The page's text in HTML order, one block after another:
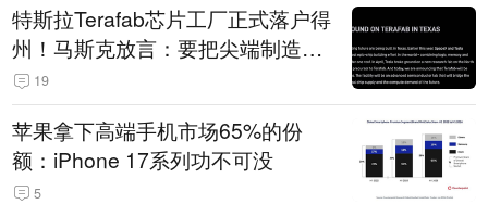
特斯拉Terafab芯片工厂正式落户得
州！马斯克放言：要把尖端制造带
回美国
19
苹果拿下高端手机市场65%的份
额：iPhone 17系列功不可没
5